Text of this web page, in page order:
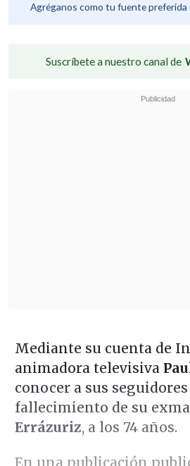
Agréganos como tu fuente preferida
Suscríbete a nuestro canal de
Mediante su cuenta de
animadora televisiva
conocer a sus seguidores
fallecimiento de su
Errázuriz, a los 74 años.
En una publicación